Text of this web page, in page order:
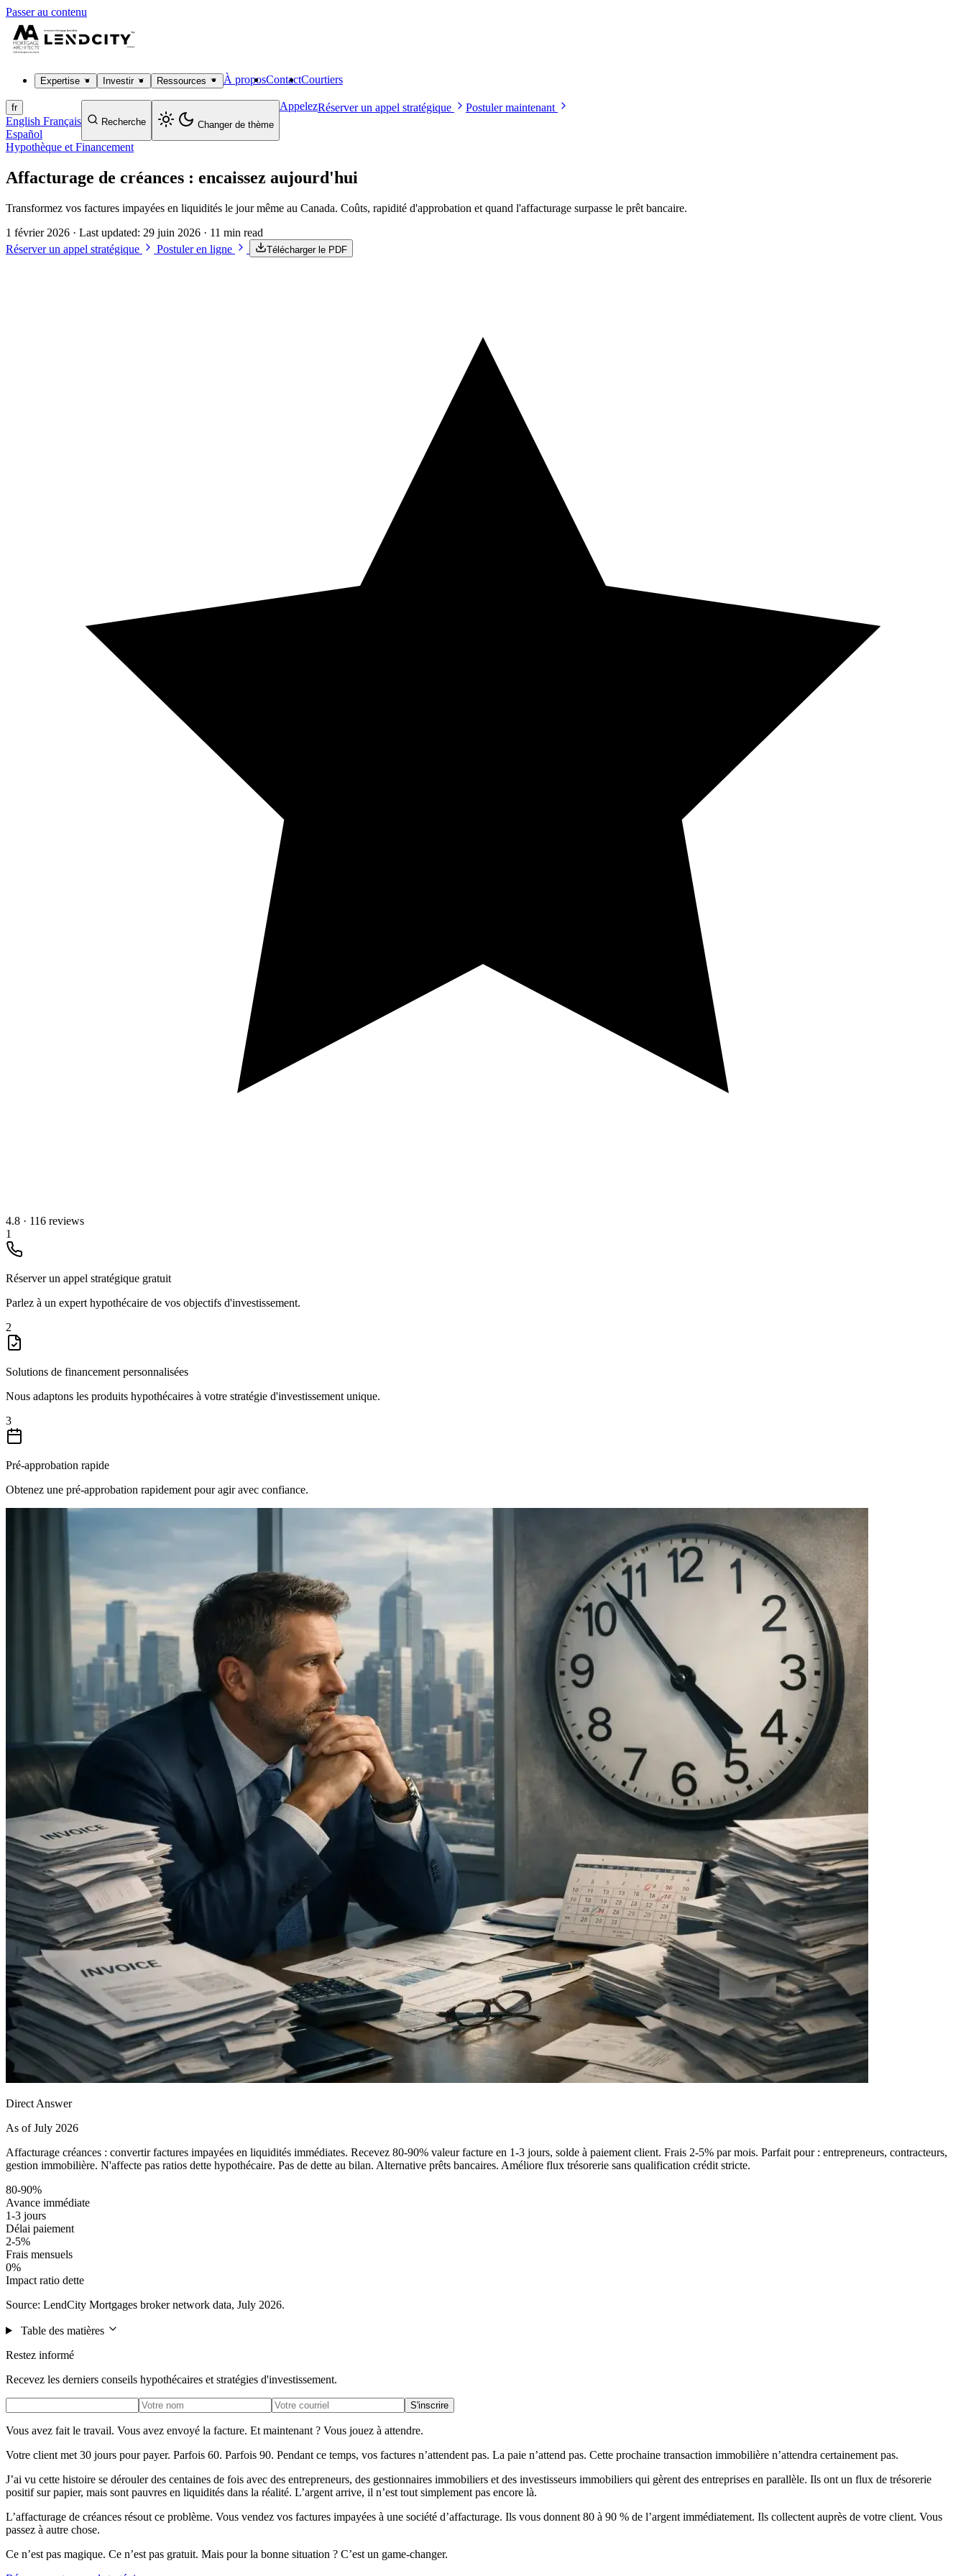
Passer au contenu
Expertise Investir Ressources À proposContactCourtiers
fr
English Français
Español
Recherche Changer de thème
AppelezRéserver un appel stratégique Postuler maintenant
Hypothèque et Financement
Affacturage de créances : encaissez aujourd'hui
Transformez vos factures impayées en liquidités le jour même au Canada. Coûts, rapidité d'approbation et quand l'affacturage surpasse le prêt bancaire.
1 février 2026 · Last updated: 29 juin 2026 · 11 min read
Réserver un appel stratégique
Postuler en ligne Télécharger le PDF
4.8 · 116 reviews
1
Réserver un appel stratégique gratuit
Parlez à un expert hypothécaire de vos objectifs d'investissement.
2
Solutions de financement personnalisées
Nous adaptons les produits hypothécaires à votre stratégie d'investissement unique.
3
Pré-approbation rapide
Obtenez une pré-approbation rapidement pour agir avec confiance.
Direct Answer
As of July 2026
Affacturage créances : convertir factures impayées en liquidités immédiates. Recevez 80-90% valeur facture en 1-3 jours, solde à paiement client. Frais 2-5% par mois. Parfait pour : entrepreneurs, contracteurs,
gestion immobilière. N'affecte pas ratios dette hypothécaire. Pas de dette au bilan. Alternative prêts bancaires. Améliore flux trésorerie sans qualification crédit stricte.
80-90%
Avance immédiate
1-3 jours
Délai paiement
2-5%
Frais mensuels
0%
Impact ratio dette
Source: LendCity Mortgages broker network data, July 2026.
Table des matières
Restez informé
Recevez les derniers conseils hypothécaires et stratégies d'investissement.
S'inscrire
Vous avez fait le travail. Vous avez envoyé la facture. Et maintenant ? Vous jouez à attendre.
Votre client met 30 jours pour payer. Parfois 60. Parfois 90. Pendant ce temps, vos factures n’attendent pas. La paie n’attend pas. Cette prochaine transaction immobilière n’attendra certainement pas.
J’ai vu cette histoire se dérouler des centaines de fois avec des entrepreneurs, des gestionnaires immobiliers et des investisseurs immobiliers qui gèrent des entreprises en parallèle. Ils ont un flux de trésorerie
positif sur papier, mais sont pauvres en liquidités dans la réalité. L’argent arrive, il n’est tout simplement pas encore là.
L’affacturage de créances résout ce problème. Vous vendez vos factures impayées à une société d’affacturage. Ils vous donnent 80 à 90 % de l’argent immédiatement. Ils collectent auprès de votre client. Vous
passez à autre chose.
Ce n’est pas magique. Ce n’est pas gratuit. Mais pour la bonne situation ? C’est un game-changer.